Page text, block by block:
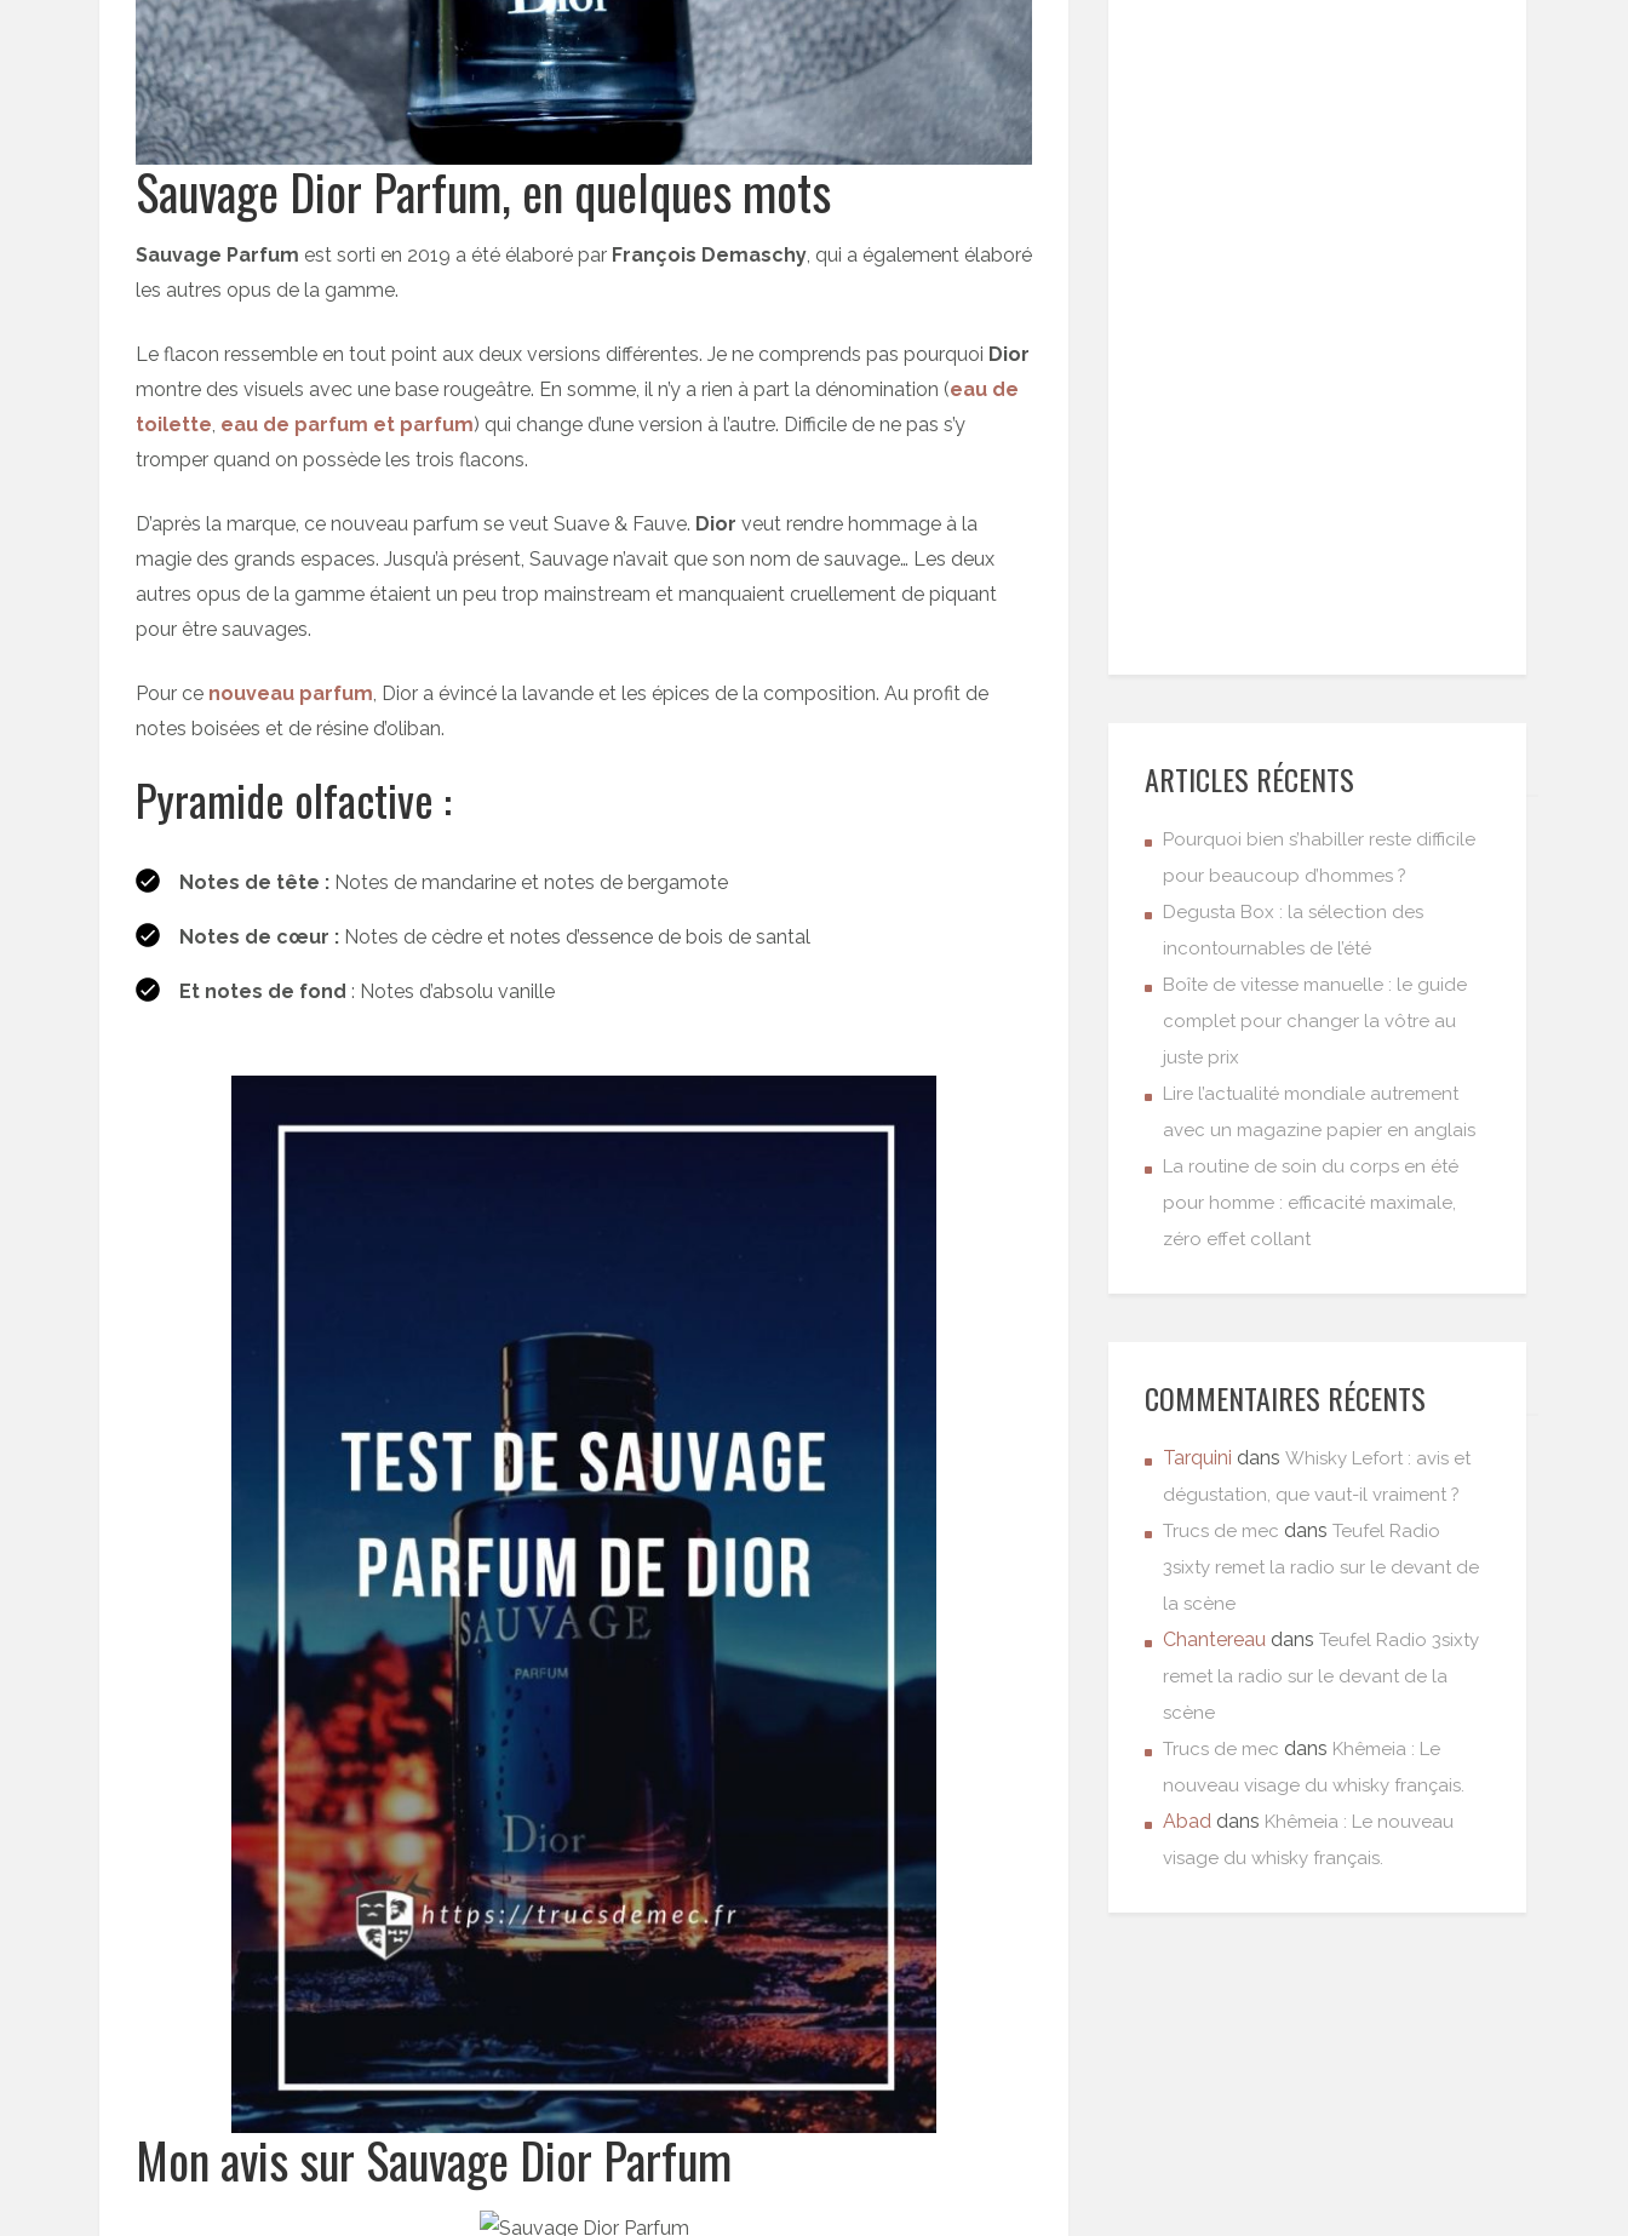
Sauvage Dior Parfum, en quelques mots
Sauvage Parfum est sorti en 2019 a été élaboré par François Demaschy, qui a également élaboré
les autres opus de la gamme.
Le flacon ressemble en tout point aux deux versions différentes. Je ne comprends pas pourquoi Dior
montre des visuels avec une base rougeâtre. En somme, il n’y a rien à part la dénomination (eau de
toilette, eau de parfum et parfum) qui change d’une version à l’autre. Difficile de ne pas s’y
tromper quand on possède les trois flacons.
D’après la marque, ce nouveau parfum se veut Suave & Fauve. Dior veut rendre hommage à la
magie des grands espaces. Jusqu’à présent, Sauvage n’avait que son nom de sauvage… Les deux
autres opus de la gamme étaient un peu trop mainstream et manquaient cruellement de piquant
pour être sauvages.
Pour ce nouveau parfum, Dior a évincé la lavande et les épices de la composition. Au profit de
notes boisées et de résine d’oliban.
Pyramide olfactive :
Notes de tête : Notes de mandarine et notes de bergamote
Notes de cœur : Notes de cèdre et notes d’essence de bois de santal
Et notes de fond : Notes d’absolu vanille
Mon avis sur Sauvage Dior Parfum
ARTICLES RÉCENTS
Pourquoi bien s’habiller reste difficile
pour beaucoup d’hommes ?
Degusta Box : la sélection des
incontournables de l’été
Boîte de vitesse manuelle : le guide
complet pour changer la vôtre au
juste prix
Lire l’actualité mondiale autrement
avec un magazine papier en anglais
La routine de soin du corps en été
pour homme : efficacité maximale,
zéro effet collant
COMMENTAIRES RÉCENTS
Tarquini dans Whisky Lefort : avis et
dégustation, que vaut-il vraiment ?
Trucs de mec dans Teufel Radio
3sixty remet la radio sur le devant de
la scène
Chantereau dans Teufel Radio 3sixty
remet la radio sur le devant de la
scène
Trucs de mec dans Khêmeia : Le
nouveau visage du whisky français.
Abad dans Khêmeia : Le nouveau
visage du whisky français.